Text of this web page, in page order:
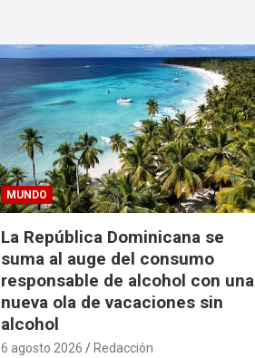
MUNDO
La República Dominicana se
suma al auge del consumo
responsable de alcohol con una
nueva ola de vacaciones sin
alcohol
6 agosto 2026 Redacción